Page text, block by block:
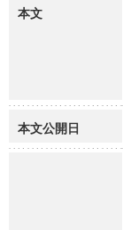
本文
本文公開日